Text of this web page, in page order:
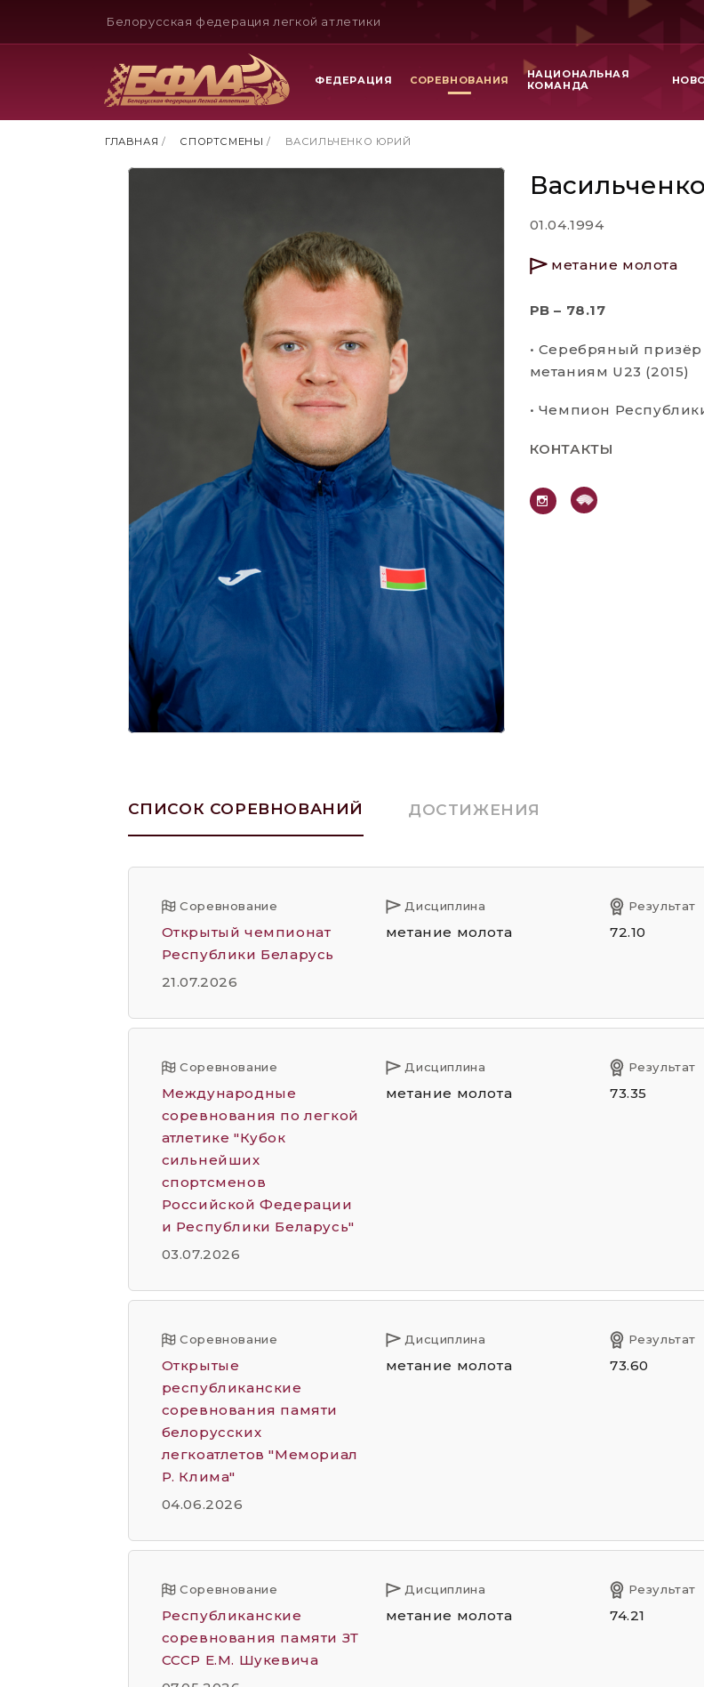
Белорусская федерация легкой атлетики
ФЕДЕРАЦИЯ СОРЕВНОВАНИЯ
НАЦИОНАЛЬНАЯ
КОМАНДА
ГЛАВНАЯ / СПОРТСМЕНЫ / ВАСИЛЬЧЕНКО ЮРИЙ
01.04.1994
метание молота
PB – 78.17
• Серебряный
метаниям U23 (2015)
• Чемпион
КОНТАКТЫ
СПИСОК СОРЕВНОВАНИЙ ДОСТИЖЕНИЯ
Соревнование
Открытый чемпионат
Республики Беларусь
21.07.2026
Дисциплина
метание молота
Результат
72.10
Соревнование
Международные
соревнования по легкой
атлетике "Кубок
сильнейших
спортсменов
Российской Федерации
и Республики Беларусь"
03.07.2026
Дисциплина
метание молота
Результат
73.35
Соревнование
Открытые
республиканские
соревнования памяти
белорусских
легкоатлетов "Мемориал
Р. Клима"
04.06.2026
Дисциплина
метание молота
Результат
73.60
Соревнование
Республиканские
соревнования памяти ЗТ
СССР Е.М. Шукевича
Дисциплина
метание молота
Результат
74.21